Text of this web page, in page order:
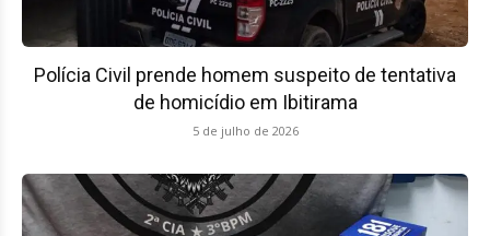
Polícia Civil prende homem suspeito de tentativa
de homicídio em Ibitirama
5 de julho de 2026